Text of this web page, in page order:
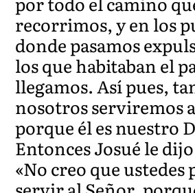
recorrimos, y en los
donde pasamos
los que habitaban el
llegamos. Así pues,
nosotros serviremos
porque él es nuestro
Entonces Josué le
«No creo que ustedes